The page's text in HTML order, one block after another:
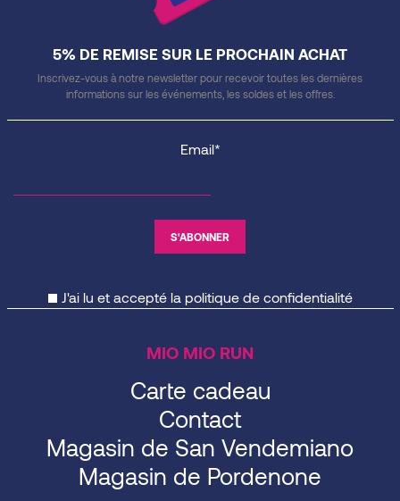
5% DE REMISE SUR LE PROCHAIN ACHAT
Inscrivez-vous à notre newsletter pour recevoir toutes les dernières
informations sur les événements, les soldes et les offres.
Email*
J'ai lu et accepté la politique de confidentialité
MIO MIO RUN
Carte cadeau
Contact
Magasin de San Vendemiano
Magasin de Pordenone